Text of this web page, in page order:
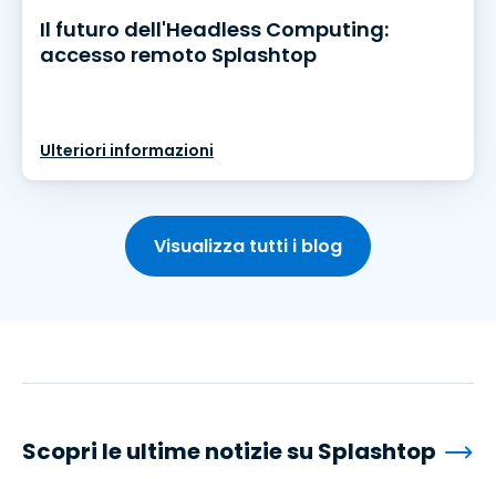
Il futuro dell'Headless Computing:
accesso remoto Splashtop
Ulteriori informazioni
Visualizza tutti i blog
Scopri le ultime notizie su Splashtop